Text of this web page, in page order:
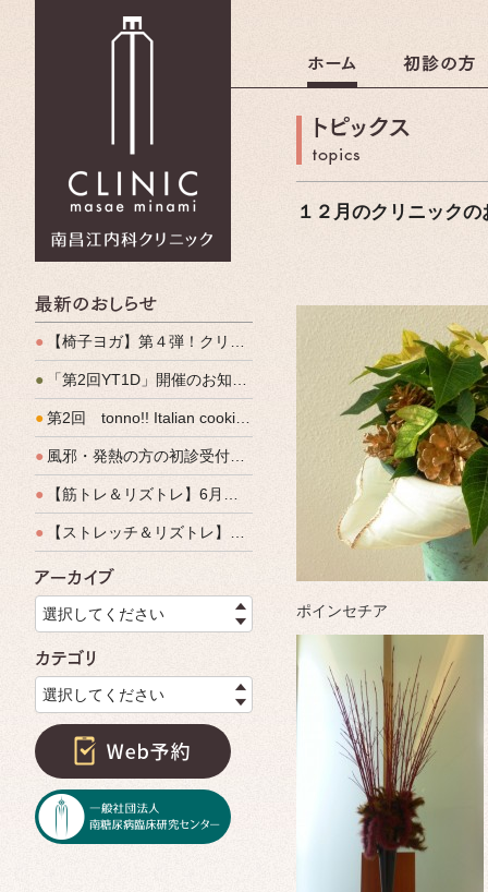
最新のおしらせ
●
【椅子ヨガ】第４弾！クリパルヨガ教室のご案内
● 「第2回YT1D」開催のお知らせ
●第2回 tonno!! Italian cooking 開催しました
● 風邪・発熱の方の初診受付（発熱外来）、始めます
● 【筋トレ＆リズトレ】6月特別運動教室開催のご案内
● 【ストレッチ＆リズトレ】特別運動教室開催のご案内
アーカイブ
選択してください
カテゴリ
選択してください
１２月のクリニックの
ポインセチア